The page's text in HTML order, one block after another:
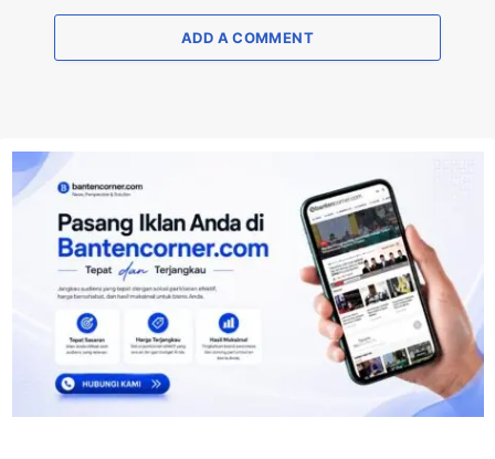
ADD A COMMENT